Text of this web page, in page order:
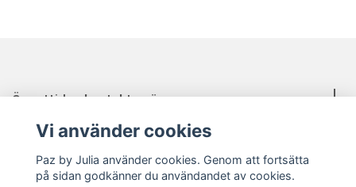
Öppettider, kontakt, mässor mm.
Vi använder cookies
Paz by Julia använder cookies. Genom att fortsätta
på sidan godkänner du användandet av cookies.